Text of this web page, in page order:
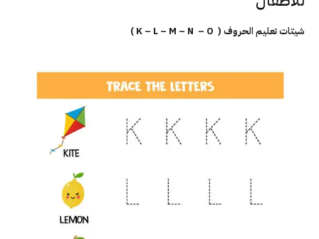
شيتات تعليم الحروف ( K – L – M – N – O )